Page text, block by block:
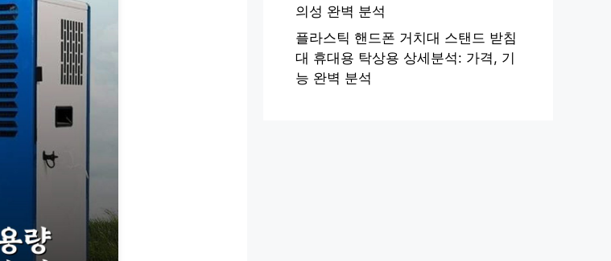
의성 완벽 분석
플라스틱 핸드폰 거치대 스탠드 받침
대 휴대용 탁상용 상세분석: 가격, 기
능 완벽 분석